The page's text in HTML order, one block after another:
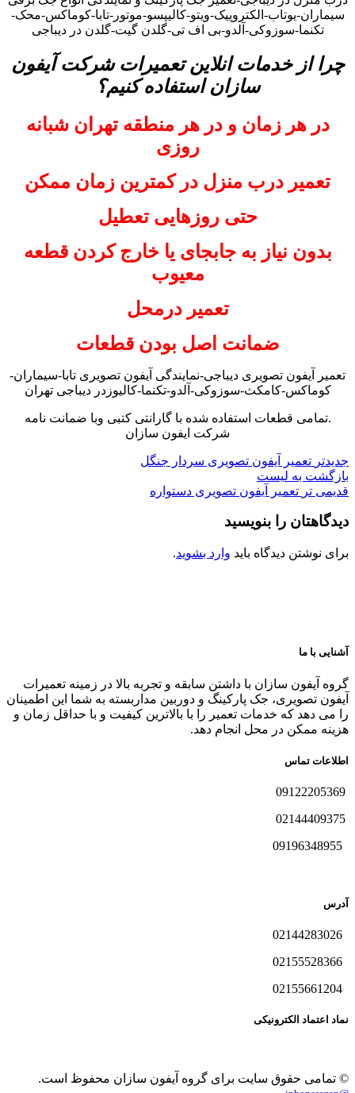
سیماران-یوتاب-الکتروپیک-ویتو-کالیپسو-موتور-تابا-کوماکس-محک-
تکنما-سوزوکی-آلدو-بی اف تی-گلدن گیت-گلدن در دیباجی
چرا از خدمات انلاین تعمیرات شرکت آیفون
سازان استفاده کنیم؟
در هر زمان و در هر منطقه تهران شبانه
روزی
تعمیر درب منزل در کمترین زمان ممکن
حتی روزهایی تعطیل
بدون نیاز به جابجای یا خارج کردن قطعه
معیوب
تعمیر درمحل
ضمانت اصل بودن قطعات
تعمیر آیفون تصویری دیباجی-نمایندگی آیفون تصویری تابا-سیماران-
کوماکس-کامکث-سوزوکی-آلدو-تکنما-کالیوزدر دیباجی تهران
.تمامی قطعات استفاده شده با گارانتی کتبی وبا ضمانت نامه
شرکت ایفون سازان
جدیدتر تعمیر آیفون تصویری سردار جنگل
بازگشت به لیست
قدیمی تر تعمیر آیفون تصویری دستواره
دیدگاهتان را بنویسید
برای نوشتن دیدگاه باید وارد بشوید.
آشنایی با ما
گروه آیفون سازان با داشتن سابقه و تجربه بالا در زمینه تعمیرات
آیفون تصویری، جک پارکینگ و دوربین مداربسته به شما این اطمینان
را می دهد که خدمات تعمیر را با بالاترین کیفیت و با حداقل زمان و
هزینه ممکن در محل انجام دهد.
اطلاعات تماس
آدرس
نماد اعتماد الکترونیکی
© تمامی حقوق سایت برای گروه آیفون سازان محفوظ است.